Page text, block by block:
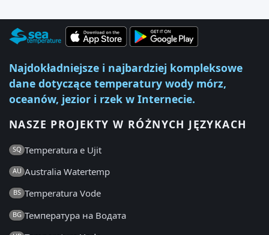
Najdokładniejsze i najbardziej kompleksowe
dane dotyczące temperatury wody mórz,
oceanów, jezior i rzek w Internecie.
NASZE PROJEKTY W RÓŻNYCH JĘZYKACH
SQ Temperatura e Ujit
AU Australia Watertemp
BS Temperatura Vode
BG Температура на Водата